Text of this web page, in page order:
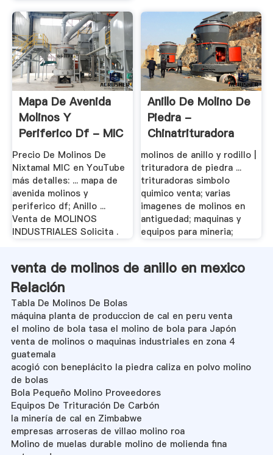
Mapa De Avenida
Molinos Y
Periferico Df - MIC
S.A.
Precio De Molinos De
Nixtamal MIC en YouTube
más detalles: ... mapa de
avenida molinos y
periferico df; Anillo ...
Venta de MOLINOS
INDUSTRIALES Solicita .
Anillo De Molino De
Piedra -
Chinatrituradora
molinos de anillo y rodillo |
trituradora de piedra ...
trituradoras simbolo
quimico venta; varias
imagenes de molinos en
antiguedad; maquinas y
equipos para mineria;
venta de molinos de anillo en mexico
Relación
Tabla De Molinos De Bolas
máquina planta de produccion de cal en peru venta
el molino de bola tasa el molino de bola para Japón
venta de molinos o maquinas industriales en zona 4
guatemala
acogió con beneplácito la piedra caliza en polvo molino
de bolas
Bola Pequeño Molino Proveedores
Equipos De Trituración De Carbón
la minería de cal en Zimbabwe
empresas arroseras de villao molino roa
Molino de muelas durable molino de molienda fina